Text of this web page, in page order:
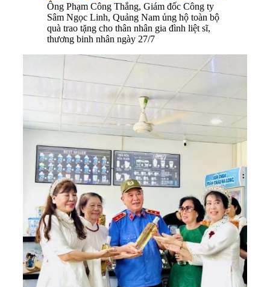
Ông Phạm Công Thắng, Giám đốc Công ty
Sâm Ngọc Linh, Quảng Nam ủng hộ toàn bộ
quà trao tặng cho thân nhân gia đình liệt sĩ,
thương binh nhân ngày 27/7